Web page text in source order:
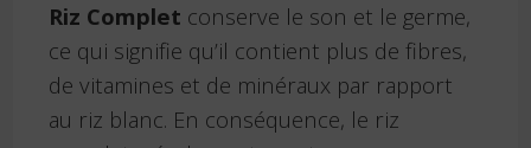
Riz Complet conserve le son et le germe,
ce qui signifie qu’il contient plus de fibres,
de vitamines et de minéraux par rapport
au riz blanc. En conséquence, le riz